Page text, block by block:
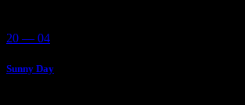
20 — 04
Sunny Day